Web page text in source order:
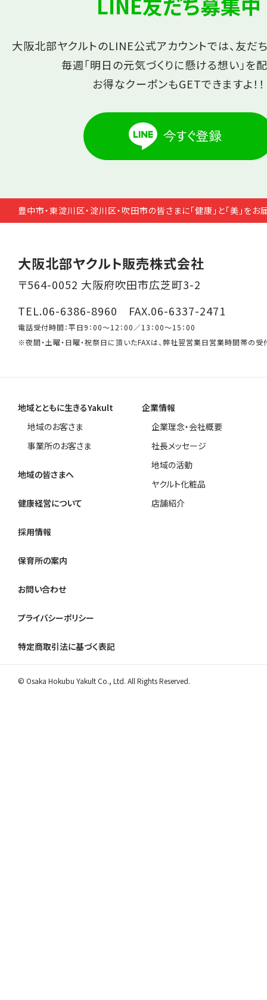
大阪北部ヤクルトのLINE公式アカウントでは、友だ
毎週「明日の元気づくりに懸ける想い」を
お得なクーポンもGETできますよ！！
豊中市・東淀川区・淀川区・吹田市の皆さまに「健康」と「美」をお
大阪北部ヤクルト販売株式会社
〒564-0052 大阪府吹田市広芝町3-2
TEL.06-6386-8960 FAX.06-6337-2471
電話受付時間：平日9：00～12：00／13：00～15：00
※夜間・土曜・日曜・祝祭日に頂いたFAXは、弊社翌営業日営業時間帯の受
地域とともに生きるYakult
地域のお客さま
事業所のお客さま
地域の皆さまへ
健康経営について
企業情報
企業理念・会社概要
社長メッセージ
地域の活動
ヤクルト化粧品
店舗紹介
採用情報
保育所の案内
お問い合わせ
プライバシーポリシー
特定商取引法に基づく表記
© Osaka Hokubu Yakult Co., Ltd. All Rights Reserved.